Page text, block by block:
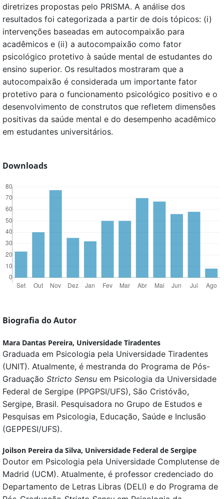
diretrizes propostas pelo PRISMA. A análise dos
resultados foi categorizada a partir de dois tópicos: (i)
intervenções baseadas em autocompaixão para
acadêmicos e (ii) a autocompaixão como fator
psicológico protetivo à saúde mental de estudantes do
ensino superior. Os resultados mostraram que a
autocompaixão é considerada um importante fator
protetivo para o funcionamento psicológico positivo e o
desenvolvimento de construtos que refletem dimensões
positivas da saúde mental e do desempenho acadêmico
em estudantes universitários.
Downloads
Biografia do Autor
Mara Dantas Pereira, Universidade Tiradentes
Graduada em Psicologia pela Universidade Tiradentes
(UNIT). Atualmente, é mestranda do Programa de Pós-
Graduação Stricto Sensu em Psicologia da Universidade
Federal de Sergipe (PPGPSI/UFS), São Cristóvão,
Sergipe, Brasil. Pesquisadora no Grupo de Estudos e
Pesquisas em Psicologia, Educação, Saúde e Inclusão
(GEPPESI/UFS).
Joilson Pereira da Silva, Universidade Federal de Sergipe
Doutor em Psicologia pela Universidade Complutense de
Madrid (UCM). Atualmente, é professor credenciado do
Departamento de Letras Libras (DELI) e do Programa de